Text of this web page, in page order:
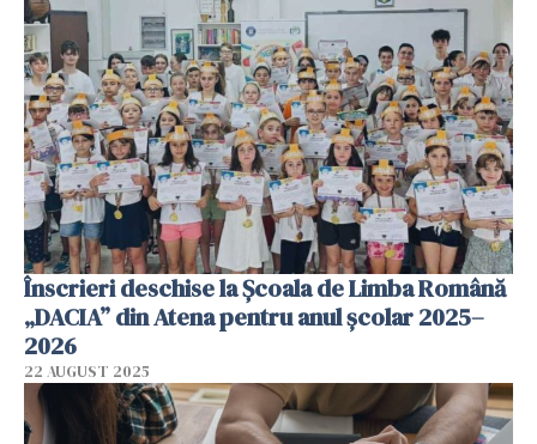
Înscrieri deschise la Școala de Limba Română
„DACIA” din Atena pentru anul școlar 2025–
2026
22 AUGUST 2025